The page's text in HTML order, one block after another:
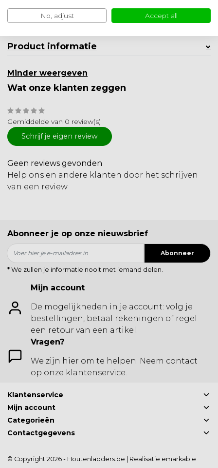
Productomschrijving
Product informatie
Minder weergeven
Wat onze klanten zeggen
Gemiddelde van 0 review(s)
Schrijf je eigen review
Geen reviews gevonden
Help ons en andere klanten door het schrijven
van een review
Abonneer je op onze nieuwsbrief
Abonneer
* We zullen je informatie nooit met iemand delen.
Mijn account
De mogelijkheden in je account: volg je
bestellingen, betaal rekeningen of regel
een retour van een artikel.
Vragen?
We zijn hier om te helpen. Neem contact
op onze klantenservice.
Klantenservice
Mijn account
Categorieën
Contactgegevens
© Copyright 2026 - Houtenladders.be | Realisatie emarkable
No, adjust Accept all